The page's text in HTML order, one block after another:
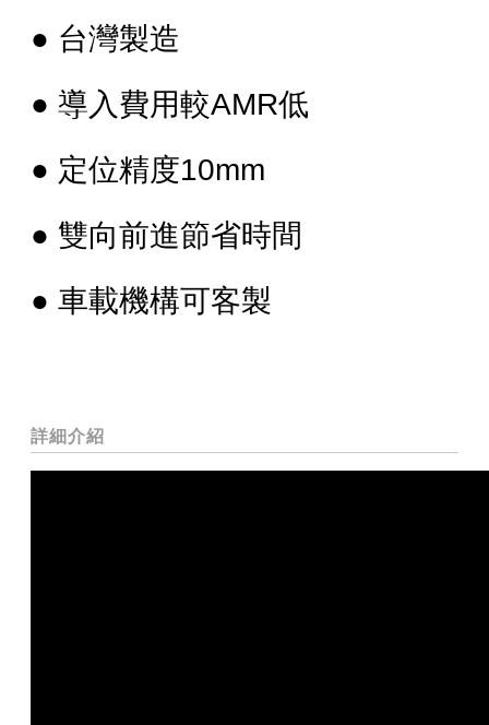
● 台灣製造
● 導入費用較AMR低
● 定位精度10mm
● 雙向前進節省時間
● 車載機構可客製